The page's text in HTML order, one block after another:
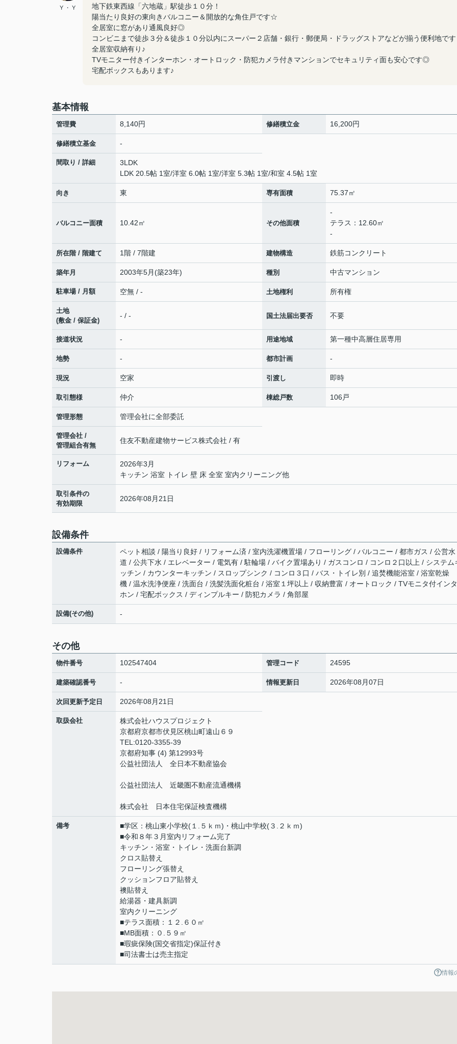
Y ・ Y
地下鉄東西線「六地蔵」駅徒歩１０分！
陽当たり良好の東向きバルコニー＆開放的な角住戸です☆
全居室に窓があり通風良好◎
コンビニまで徒歩３分＆徒歩１０分以内にスーパー２店舗・銀行・郵便局・ドラッグストアなどが揃う便利地で
全居室収納有り♪
TVモニター付きインターホン・オートロック・防犯カメラ付きマンションでセキュリティ面も安心です◎
宅配ボックスもあります♪
基本情報
管理費 8,140円 修繕積立金 16,200円
修繕積立基金 -
間取り / 詳細
3LDK
LDK 20.5帖 1室/洋室 6.0帖 1室/洋室 5.3帖 1室/和室 4.5帖 1室
向き 東 専有面積 75.37㎡
バルコニー面積 10.42㎡ その他面積
-
テラス：12.60㎡
-
所在階 / 階建て 1階 / 7階建 建物構造 鉄筋コンクリート
築年月 2003年5月(築23年) 種別 中古マンション
駐車場 / 月額 空無 / - 土地権利 所有権
土地
(敷金 / 保証金)
- / - 国土法届出要否 不要
接道状況 - 用途地域 第一種中高層住居専用
地勢 - 都市計画 -
現況 空家 引渡し 即時
取引態様 仲介 棟総戸数 106戸
管理形態 管理会社に全部委託
管理会社 /
管理組合有無
住友不動産建物サービス株式会社 / 有
リフォーム
2026年3月
キッチン 浴室 トイレ 壁 床 全室 室内クリーニング他
取引条件の
有効期限
2026年08月21日
設備条件
設備条件
ペット相談 / 陽当り良好 / リフォーム済 / 室内洗濯機置場 / フローリング / バルコニー / 都市ガス / 公営水
道 / 公共下水 / エレベーター / 電気有 / 駐輪場 / バイク置場あり / ガスコンロ / コンロ２口以上 / システム
ッチン / カウンターキッチン / スロップシンク / コンロ３口 / バス・トイレ別 / 追焚機能浴室 / 浴室乾燥
機 / 温水洗浄便座 / 洗面台 / 洗髪洗面化粧台 / 浴室１坪以上 / 収納豊富 / オートロック / TVモニタ付イン
ホン / 宅配ボックス / ディンプルキー / 防犯カメラ / 角部屋
設備(その他) -
その他
物件番号 102547404 管理コード 24595
建築確認番号 - 情報更新日 2026年08月07日
次回更新予定日 2026年08月21日
取扱会社
株式会社ハウスプロジェクト
京都府京都市伏見区桃山町遠山６９
TEL:0120-3355-39
京都府知事 (4) 第12993号
公益社団法人 全日本不動産協会
公益社団法人 近畿圏不動産流通機構
株式会社 日本住宅保証検査機構
備考
■学区：桃山東小学校(１.５ｋｍ)・桃山中学校(３.２ｋｍ)
■令和８年３月室内リフォーム完了
キッチン・浴室・トイレ・洗面台新調
クロス貼替え
フローリング張替え
クッションフロア貼替え
襖貼替え
給湯器・建具新調
室内クリーニング
■テラス面積：１２.６０㎡
■MB面積：０.５９㎡
■瑕疵保険(国交省指定)保証付き
■司法書士は売主指定
情報